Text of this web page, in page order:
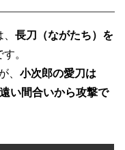
長刀（ながたち）を
す。
、 小次郎の愛刀は
い間合いから攻撃で